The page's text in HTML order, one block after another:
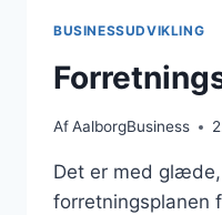
BUSINESSUDVIKLING
AfAalborgBusiness
Det er med
forretningsplanen